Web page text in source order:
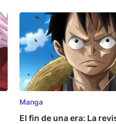
Manga
El fin de una era: La